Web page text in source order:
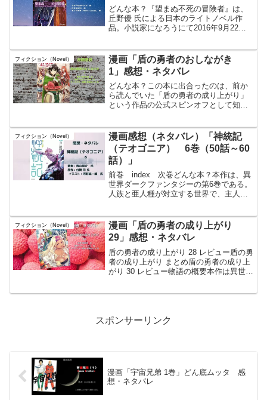
どんな本？『望まぬ不死の冒険者』は、
丘野優 氏による日本のライトノベル作
品。小説家になろうにて2016年9月22日
じゃいあん 氏が担当。物語は、銅級冒険
者のレント・ファ...
フィクション（Novel）
漫画「盾の勇者のおしながき
1」感想・ネタバレ
どんな本？この本に出合ったのは、前か
ら読んでいた「盾の勇者の成り上がり」
という作品の公式スピンオフとして知っ
大好きでした。そんな中、今度は料理を
テーマにしたグルメスピン...
フィクション（Novel）
漫画感想（ネタバレ）「神統記
（テオゴニア） 6巻（50話～60
話）」
前巻 index 次巻どんな本？本作は、異
世界ダークファンタジーの第6巻である。​
人族と亜人種が対立する世界で、主人公
支度で忙しいラグ村を離れ、谷で穏やか
な時間を過...
フィクション（Novel）
漫画「盾の勇者の成り上がり
29」感想・ネタバレ
盾の勇者の成り上がり 28 レビュー盾の勇
者の成り上がり まとめ盾の勇者の成り上
がり 30 レビュー物語の概要本作は異世界
スポンサーリンク
漫画「宇宙兄弟 1巻」どん底ムッタ 感
想・ネタバレ